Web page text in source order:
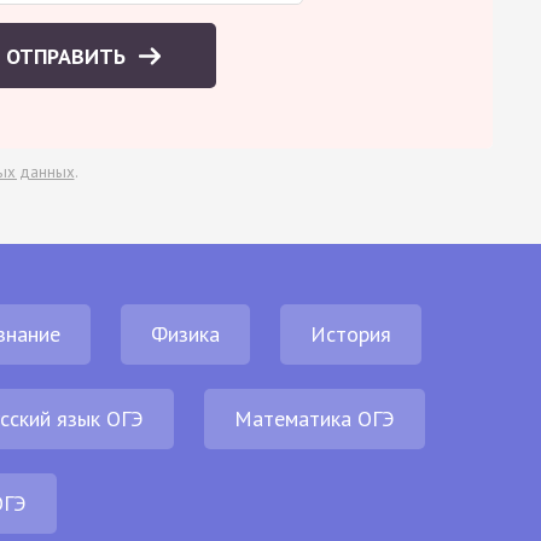
ОТПРАВИТЬ
данных.
Физика История
язык ОГЭ Математика ОГЭ